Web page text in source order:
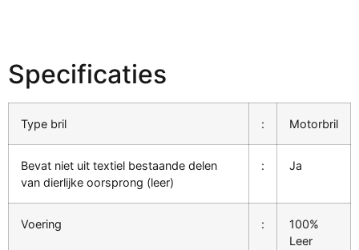
Specificaties
Type bril : Motorbril
Bevat niet uit textiel bestaande delen
van dierlijke oorsprong (leer)
: Ja
Voering :
100%
Leer